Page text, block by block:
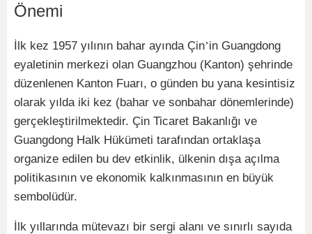
Önemi
İlk kez 1957 yılının bahar ayında Çin’in Guangdong
eyaletinin merkezi olan Guangzhou (Kanton) şehrinde
düzenlenen Kanton Fuarı, o günden bu yana kesintisiz
olarak yılda iki kez (bahar ve sonbahar dönemlerinde)
gerçekleştirilmektedir. Çin Ticaret Bakanlığı ve
Guangdong Halk Hükümeti tarafından ortaklaşa
organize edilen bu dev etkinlik, ülkenin dışa açılma
politikasının ve ekonomik kalkınmasının en büyük
sembolüdür.
İlk yıllarında mütevazı bir sergi alanı ve sınırlı sayıda